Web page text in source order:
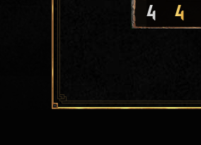
4 4